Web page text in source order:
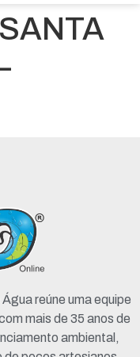
reúne uma equipe
mais de 35 anos de
ambiental,